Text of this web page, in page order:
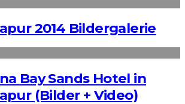
2014 Bildergalerie
Bay Sands Hotel in
(Bilder + Video)